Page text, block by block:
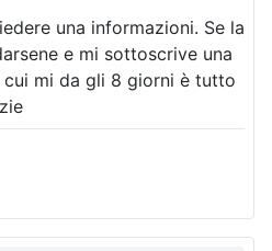
una informazioni. Se la
e mi sottoscrive una
mi da gli 8 giorni è tutto